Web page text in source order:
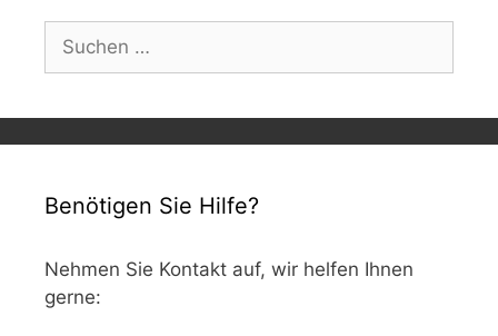
nach:
Benötigen Sie Hilfe?
Nehmen Sie Kontakt auf, wir helfen Ihnen
gerne: